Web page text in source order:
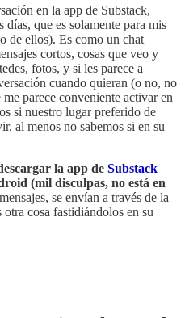
en la app de Substack,
que es solamente para mis
de ellos). Es como un chat
cortos, cosas que veo y
fotos, y si les parece a
cuando quieran (o no, no
parece conveniente activar en
si nuestro lugar preferido de
al menos no sabemos si en su
la app de Substack
(mil disculpas, no está en
se envían a través de la
cosa fastidiándolos en su